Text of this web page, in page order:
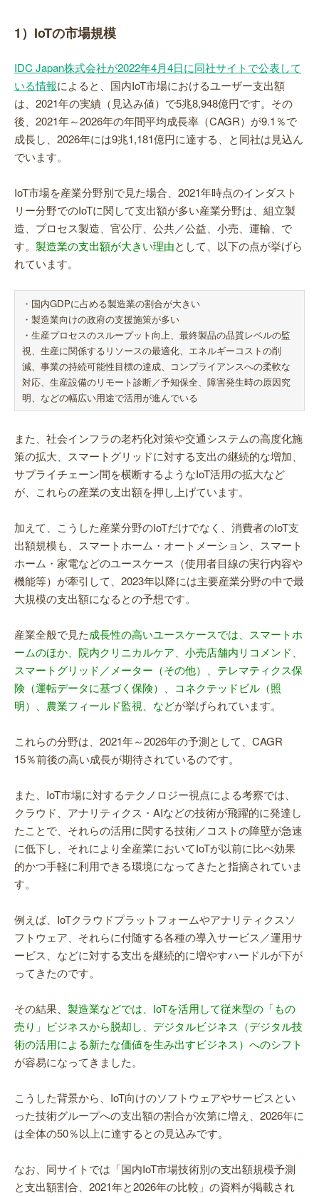
1）IoTの市場規模
IDC Japan株式会社が2022年4月4日に同社サイトで公表して
いる情報によると、国内IoT市場におけるユーザー支出額
は、2021年の実績（見込み値）で5兆8,948億円です。その
後、2021年～2026年の年間平均成長率（CAGR）が9.1％で
成長し、2026年には9兆1,181億円に達する、と同社は見込ん
でいます。
IoT市場を産業分野別で見た場合、2021年時点のインダスト
リー分野でのIoTに関して支出額が多い産業分野は、組立製
造、プロセス製造、官公庁、公共／公益、小売、運輸、で
す。 製造業の支出額が大きい理由として、以下の点が挙げら
れています。
・国内GDPに占める製造業の割合が大きい
・製造業向けの政府の支援施策が多い
・生産プロセスのスループット向上、最終製品の品質レベルの監
視、生産に関係するリソースの最適化、エネルギーコストの削
減、事業の持続可能性目標の達成、コンプライアンスへの柔軟な
対応、生産設備のリモート診断／予知保全、障害発生時の原因究
明、などの幅広い用途で活用が進んでいる
また、社会インフラの老朽化対策や交通システムの高度化施
策の拡大、スマートグリッドに対する支出の継続的な増加、
サプライチェーン間を横断するようなIoT活用の拡大など
が、これらの産業の支出額を押し上げています。
加えて、こうした産業分野のIoTだけでなく、消費者のIoT支
出額規模も、スマートホーム・オートメーション、スマート
ホーム・家電などのユースケース（使用者目線の実行内容や
機能等）が牽引して、2023年以降には主要産業分野の中で最
大規模の支出額になるとの予想です。
産業全般で見た成長性の高いユースケースでは、スマートホ
ームのほか、院内クリニカルケア、小売店舗内リコメンド、
スマートグリッド／メーター（その他）、テレマティクス保
険（運転データに基づく保険）、コネクテッドビル（照
明）、農業フィールド監視、などが挙げられています。
これらの分野は、2021年～2026年の予測として、CAGR
15％前後の高い成長が期待されているのです。
また、IoT市場に対するテクノロジー視点による考察では、
クラウド、アナリティクス・AIなどの技術が飛躍的に発達し
たことで、それらの活用に関する技術／コストの障壁が急速
に低下し、それにより全産業においてIoTが以前に比べ効果
的かつ手軽に利用できる環境になってきたと指摘されていま
す。
例えば、IoTクラウドプラットフォームやアナリティクスソ
フトウェア、それらに付随する各種の導入サービス／運用サ
ービス、などに対する支出を継続的に増やすハードルが下が
ってきたのです。
その結果、 製造業などでは、IoTを活用して従来型の「もの
売り」ビジネスから脱却し、デジタルビジネス（デジタル技
術の活用による新たな価値を生み出すビジネス）へのシフト
が容易になってきました。
こうした背景から、IoT向けのソフトウェアやサービスとい
った技術グループへの支出額の割合が次第に増え、2026年に
は全体の50％以上に達するとの見込みです。
なお、同サイトでは「国内IoT市場技術別の支出額規模予測
と支出額割合、2021年と2026年の比較」の資料が掲載され